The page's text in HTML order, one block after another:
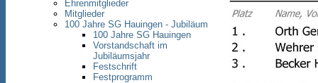
Ehrenmitglieder
Mitglieder
100 Jahre SG Hauingen - Jubiläum
100 Jahre SG Hauingen
Vorstandschaft im
Jubiläumsjahr
Festschrift
Festprogramm